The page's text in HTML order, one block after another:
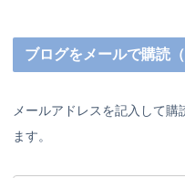
ブログをメールで購読（
メールアドレスを記入して購
ます。